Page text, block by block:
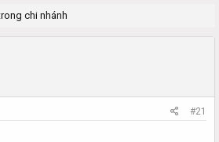
chi nhánh
#21